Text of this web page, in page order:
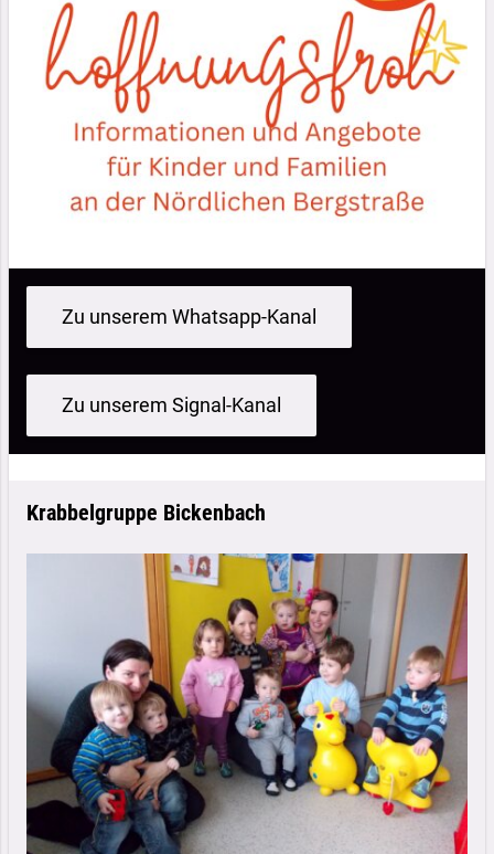
Zu unserem Whatsapp-Kanal
Zu unserem Signal-Kanal
Krabbelgruppe Bickenbach